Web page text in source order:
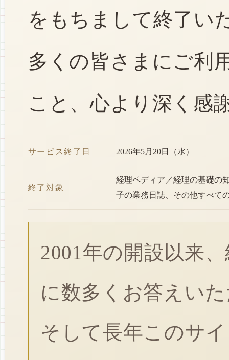
をもちまして終了い
多くの皆さまにご利
こと、心より深く感
サービス終了日 2026年5月20日（水）
終了対象
経理ペディア／経理の基礎の
子の業務日誌、その他すべて
2001年の開設以来
に数多くお答えい
そして長年このサ